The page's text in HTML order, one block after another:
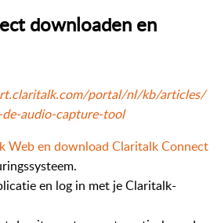
downloaden en
portal/nl/kb/articles/
audio-capture-tool
Web en download Claritalk Connect
en log in met je Claritalk-